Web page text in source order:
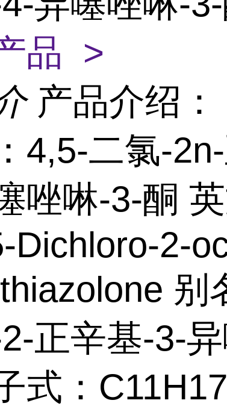
品 >
产品介绍：
4,5-二氯-
唑啉-3-酮 英
Dichloro-2-
别
正辛基-3-
式：